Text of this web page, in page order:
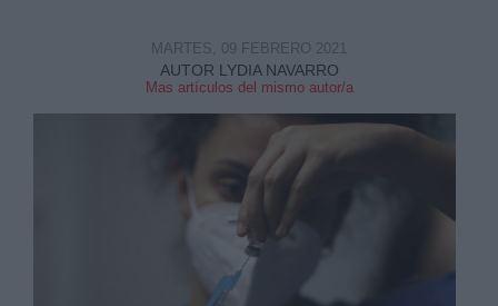
AUTOR LYDIA NAVARRO
Mas artículos del mismo autor/a
MARTES, 09 FEBRERO 2021